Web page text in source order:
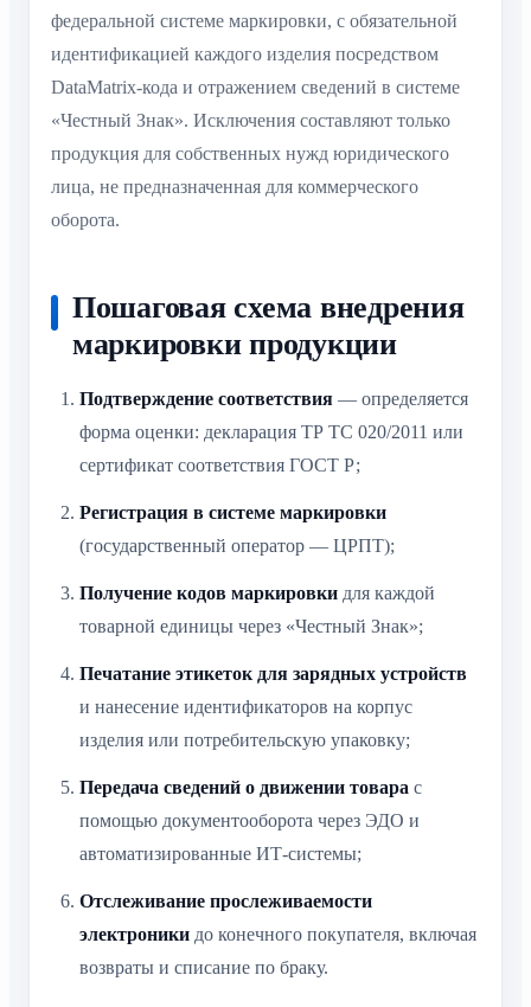
федеральной системе маркировки, с обязательной
идентификацией каждого изделия посредством
DataMatrix-кода и отражением сведений в системе
«Честный Знак». Исключения составляют только
продукция для собственных нужд юридического
лица, не предназначенная для коммерческого
оборота.
Пошаговая схема внедрения
маркировки продукции
Подтверждение соответствия — определяется
форма оценки: декларация ТР ТС 020/2011 или
сертификат соответствия ГОСТ Р;
Регистрация в системе маркировки
(государственный оператор — ЦРПТ);
Получение кодов маркировки для каждой
товарной единицы через «Честный Знак»;
Печатание этикеток для зарядных устройств
и нанесение идентификаторов на корпус
изделия или потребительскую упаковку;
Передача сведений о движении товара с
помощью документооборота через ЭДО и
автоматизированные ИТ-системы;
Отслеживание прослеживаемости
электроники до конечного покупателя, включая
возвраты и списание по браку.